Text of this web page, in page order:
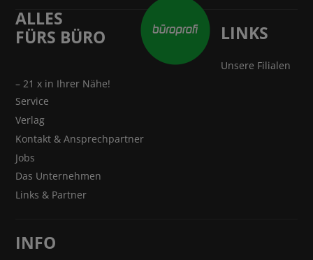
ALLES
FÜRS BÜRO
LINKS
Unsere Filialen
– 21 x in Ihrer Nähe!
Service
Verlag
Kontakt & Ansprechpartner
Jobs
Das Unternehmen
Links & Partner
INFO